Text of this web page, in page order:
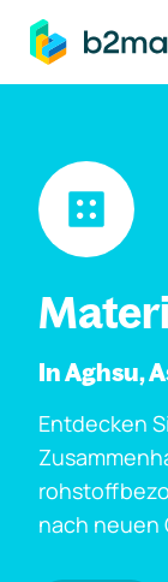
In Aghsu,
Entdecken
nach neuen